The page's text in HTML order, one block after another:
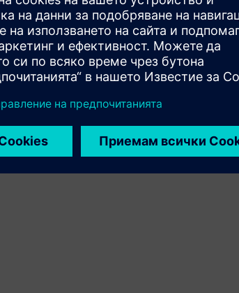
непрекъснато
за тестване и
в режим на затворен преход
комплекти с помощната програма за
след което прехвърлете